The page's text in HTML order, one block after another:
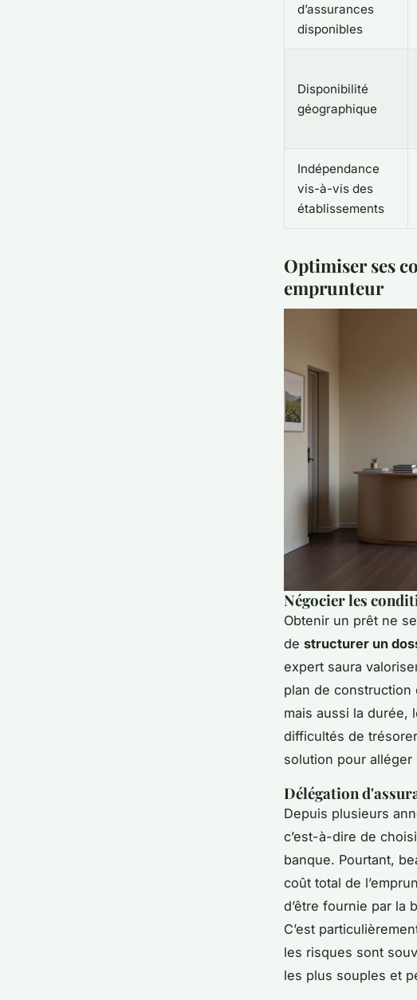
d’assurances
disponibles
Disponibilité
géographique
Indépendance
vis-à-vis des
établissements
Optimiser ses
emprunteur
Négocier les
Obtenir un prêt ne
de structurer un
expert saura
plan de construction
mais aussi la durée,
difficultés de
solution pour alléger
Délégation
Depuis plusieurs
c’est-à-dire de
banque. Pourtant,
coût total de
d’être fournie par la
C’est
les risques sont
les plus souples et